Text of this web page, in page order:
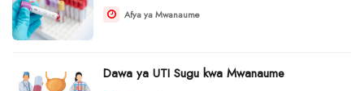
Afya ya Mwanaume
Dawa ya UTI Sugu kwa Mwanaume